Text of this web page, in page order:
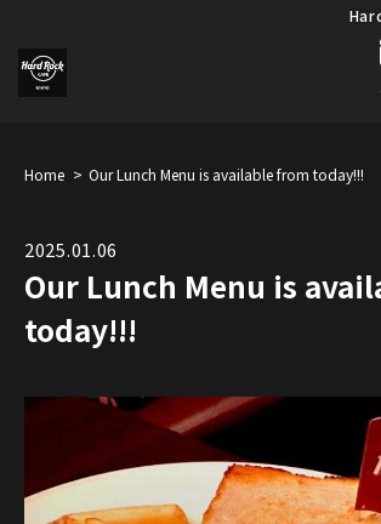
Home Our Lunch Menu is available from today!!!
2025.01.06
Our Lunch Menu is
today!!!